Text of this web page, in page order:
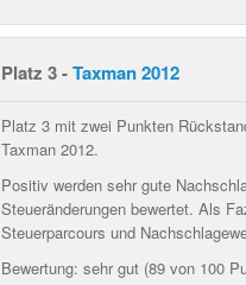
Platz 3 -Taxman 2012
Platz 3 mit zwei Punkten
Taxman 2012.
Positiv werden sehr gute
Steueränderungen bewertet. Als
Steuerparcours und
Bewertung: sehr gut (89 von 100